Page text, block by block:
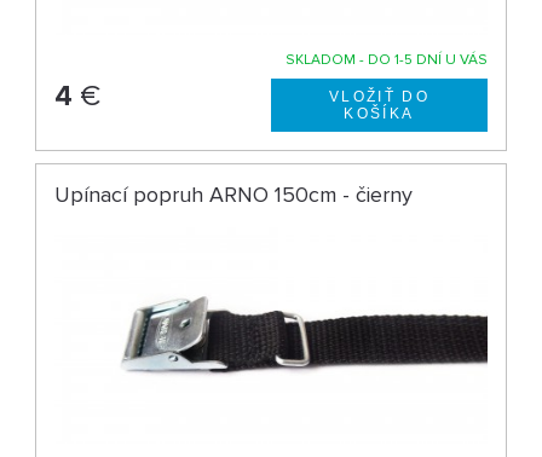
SKLADOM - DO 1-5 DNÍ U VÁS
4 €
Upínací popruh ARNO 150cm - čierny